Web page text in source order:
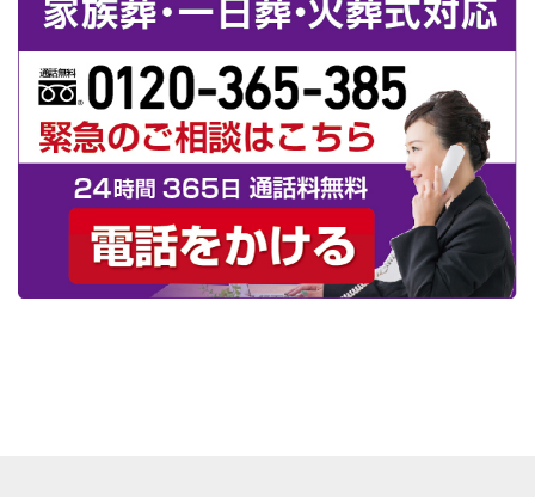
と当社が判断した場合これには詐欺被害、信用リスク対策の企業との情
報交換も含まれます。裁判所、検察庁、警察、これらに順ずる公的機関
から要請された場合、人の生命、身体及び財産等に対する差し迫った危
険があり、緊急の必要性がある場合。
お問い合わせプライバシーポリシーに関するお問い合わせはこちらま
でお願いいたします。お客様ご本人のお問い合わせに限り、合理的な範
囲で対応いたします。